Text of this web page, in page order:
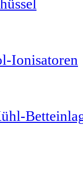
Ionisatoren